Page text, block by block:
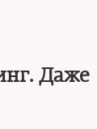
Даже